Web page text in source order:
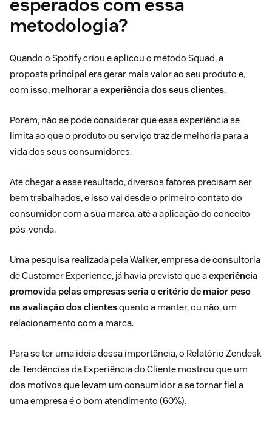
metodologia?
Quando o Spotify criou e aplicou o método Squad, a
proposta principal era gerar mais valor ao seu produto e,
com isso, melhorar a experiência dos seus clientes.
Porém, não se pode considerar que essa experiência se
limita ao que o produto ou serviço traz de melhoria para a
vida dos seus consumidores.
Até chegar a esse resultado, diversos fatores precisam ser
bem trabalhados, e isso vai desde o primeiro contato do
consumidor com a sua marca, até a aplicação do conceito
pós-venda.
Uma pesquisa realizada pela Walker, empresa de consultoria
de Customer Experience, já havia previsto que aexperiência
promovida pelas empresas seria o critério de maior peso
na avaliação dos clientesquanto a manter, ou não, um
relacionamento com a marca.
Para se ter uma ideia dessa importância, o Relatório Zendesk
de Tendências da Experiência do Cliente mostrou que um
dos motivos que levam um consumidor a se tornar fiel a
uma empresa é o bom atendimento (60%).